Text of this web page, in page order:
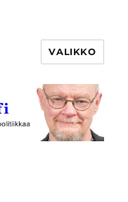
VALIKKO